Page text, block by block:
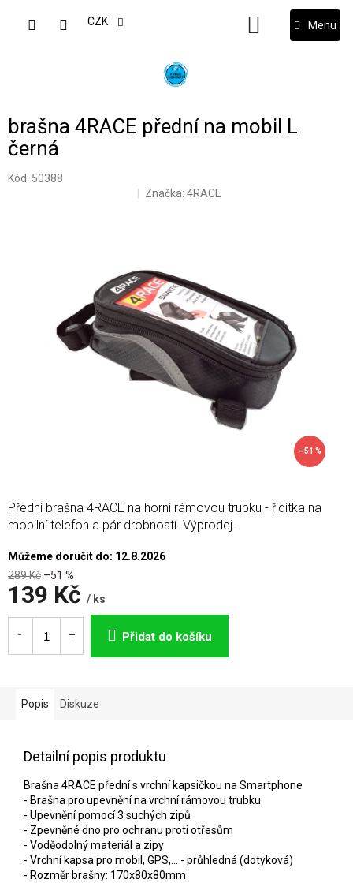
CZK
NÁKUPNÍ
KOŠÍK
brašna 4RACE přední na mobil L
černá
Kód: 50388
Značka:4RACE
–51 %
289 Kč –51 %
139 Kč / ks
Měrná
cena:
Můžeme doručit do: 12.8.2026
Přidat do košíku
Přední brašna 4RACE na horní rámovou trubku - řídítka na
mobilní telefon a pár drobností. Výprodej.
Popis Diskuze
Detailní popis produktu
Brašna 4RACE přední s vrchní kapsičkou na Smartphone
- Brašna pro upevnění na vrchní rámovou trubku
- Upevnění pomocí 3 suchých zipů
- Zpevněné dno pro ochranu proti otřesům
- Voděodolný materiál a zipy
- Vrchní kapsa pro mobil, GPS,... - průhledná (dotyková)
- Rozměr brašny: 170x80x80mm